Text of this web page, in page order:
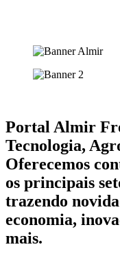
Portal Almir
Tecnologia,
Oferecemos
os principais
trazendo
economia,
mais.